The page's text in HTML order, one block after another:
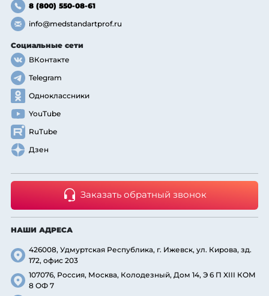
8 (800) 550-08-61
info@medstandartprof.ru
Социальные сети
ВКонтакте
Telegram
Одноклассники
YouTube
RuTube
Дзен
Заказать обратный звонок
НАШИ АДРЕСА
426008, Удмуртская Республика, г. Ижевск, ул. Кирова, зд.
172, офис 203
107076, Россия, Москва, Колодезный, Дом 14, Э 6 П XIII КОМ
8 ОФ 7